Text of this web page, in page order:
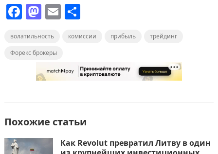
F
a
c
e
k
M
a
st
o
d
E
m
ai
О
п
а
т
ь
волатильность комиссии прибыль
трейдинг
Форекс брокеры
Похожие статьи
Как Revolut превратил Литву в один